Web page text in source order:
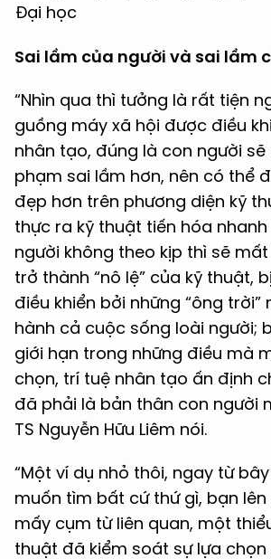
Đại học
Sai lầm của người và sai lầm
“Nhìn qua thì tưởng là rất tiện
guồng máy xã hội được điều
nhân tạo, đúng là con người
phạm sai lầm hơn, nên có thể
đẹp hơn trên phương diện kỹ
thực ra kỹ thuật tiến hóa
người không theo kịp thì sẽ
trở thành “nô lệ” của kỹ thuật,
điều khiển bởi những “ông
hành cả cuộc sống loài người;
giới hạn trong những điều mà
chọn, trí tuệ nhân tạo ấn định
đã phải là bản thân con người
TS Nguyễn Hữu Liêm nói.
“Một ví dụ nhỏ thôi, ngay từ
muốn tìm bất cứ thứ gì, bạn
mấy cụm từ liên quan, một
thuật đã kiểm soát sự lựa